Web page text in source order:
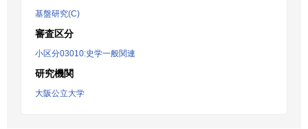
基盤研究(C)
審査区分
小区分03010:史学一般関連
研究機関
大阪公立大学